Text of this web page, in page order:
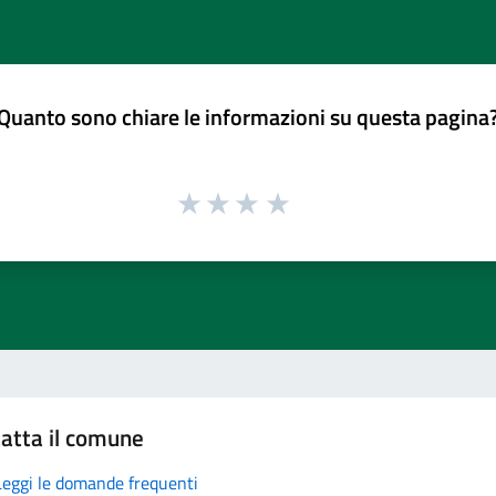
sono chiare le informazioni su questa
il comune
le domande frequenti